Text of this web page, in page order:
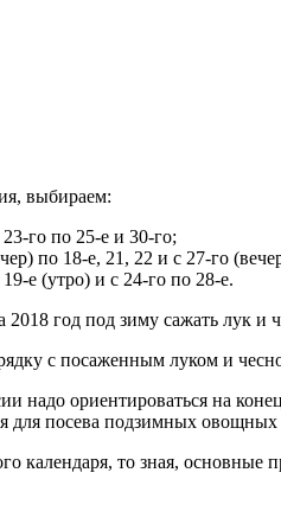
выбираем:
го по 25-е и 30-го;
по 18-е, 21, 22 и с 27-го
е (утро) и с 24-го по 28-е.
год под зиму сажать лук и
с посаженным луком и
надо ориентироваться на
для посева подзимных овощных
календаря, то зная,